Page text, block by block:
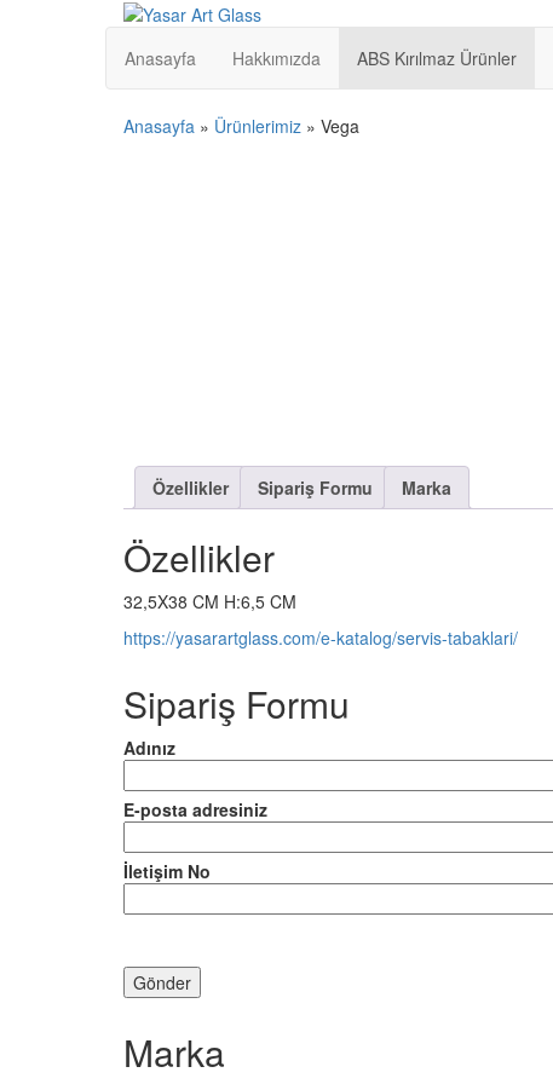
Anasayfa
Hakkımızda ABS Kırılmaz Ürünler
Anasayfa » Ürünlerimiz » Vega
Özellikler Sipariş Formu Marka
Özellikler
32,5X38 CM H:6,5 CM
https://yasarartglass.com/e-katalog/servis-tabaklari/
Sipariş Formu
Adınız
E-posta adresiniz
İletişim No
Marka